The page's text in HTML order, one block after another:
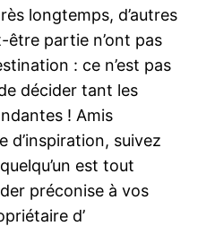
longtemps, d’autres
partie n’ont pas
: ce n’est pas
décider tant les
! Amis
d’inspiration, suivez
est tout
préconise à vos
d’